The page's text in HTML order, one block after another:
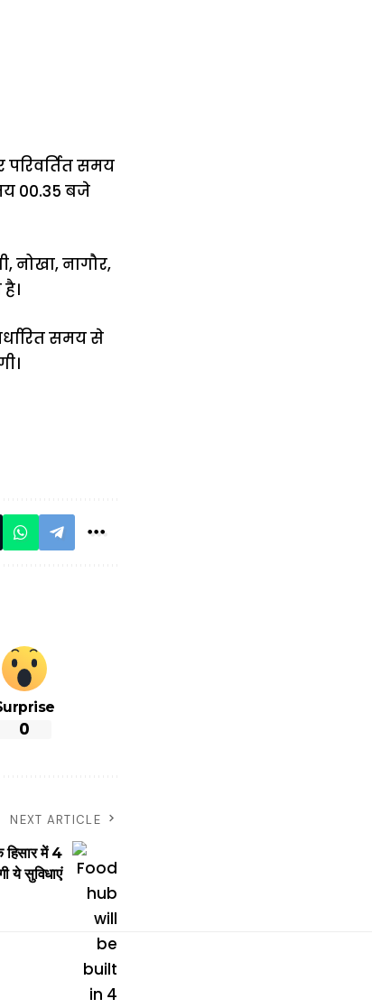
परिवर्तित समय
00.35 बजे
नोखा, नागौर,
समय से
निगरानी
0
NEXT ARTICLE
में 4
ये सुविधाएं